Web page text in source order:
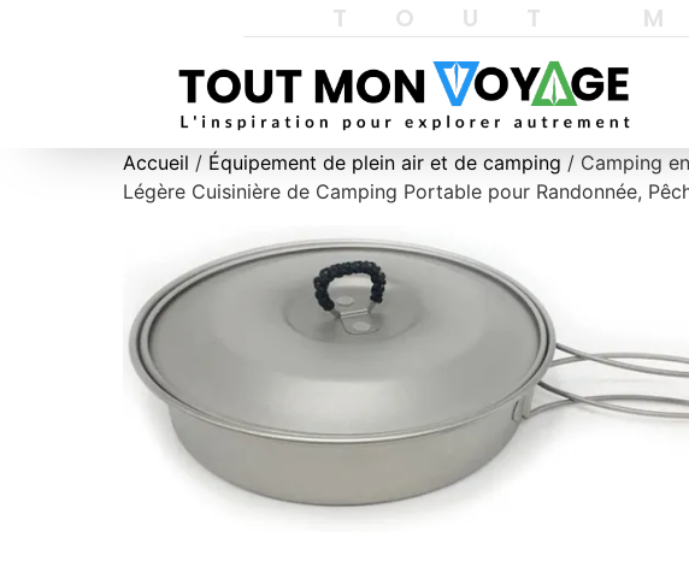
TOUT
Accueil / Équipement de plein air et de camping / Camping
Légère Cuisinière de Camping Portable pour Randonnée,